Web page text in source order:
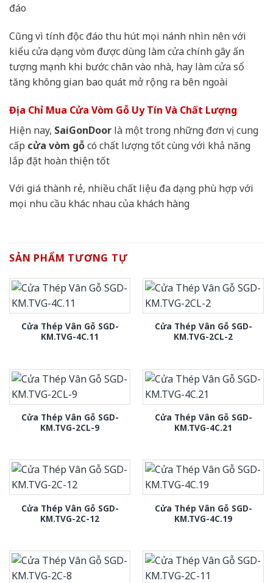
đáo
Cũng vì tính độc đáo thu hút mọi nánh nhìn nên với
kiểu cửa dạng vòm được dùng làm cửa chính gây ấn
tượng mạnh khi bước chân vào nhà, hay làm cửa sổ
tăng không gian bao quát mở rộng ra bên ngoài
Địa Chỉ Mua Cửa Vòm Gỗ Uy Tín Và Chất Lượng
Hiện nay, SaiGonDoor là một trong những đơn vị cung
cấp cửa vòm gỗcó chất lượng tốt cùng với khả năng
lắp đặt hoàn thiện tốt
Với giá thành rẻ, nhiều chất liệu đa dạng phù hợp với
mọi nhu cầu khác nhau của khách hàng
SẢN PHẨM TƯƠNG TỰ
Cửa Thép Vân Gỗ SGD-
KM.TVG-4C.11
Cửa Thép Vân Gỗ SGD-
KM.TVG-2CL-2
Cửa Thép Vân Gỗ SGD-
KM.TVG-2CL-9
Cửa Thép Vân Gỗ SGD-
KM.TVG-4C.21
Cửa Thép Vân Gỗ SGD-
KM.TVG-2C-12
Cửa Thép Vân Gỗ SGD-
KM.TVG-4C.19